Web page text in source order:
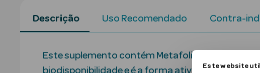
Este website
Descrição Uso Recomendado Contra-
Este suplemento contém Metafolin, um folato
biodisponibilidade e é a forma ativa do ácido